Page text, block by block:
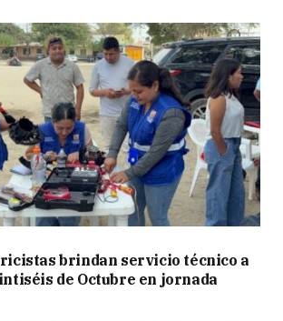
brindan servicio técnico a
de Octubre en jornada